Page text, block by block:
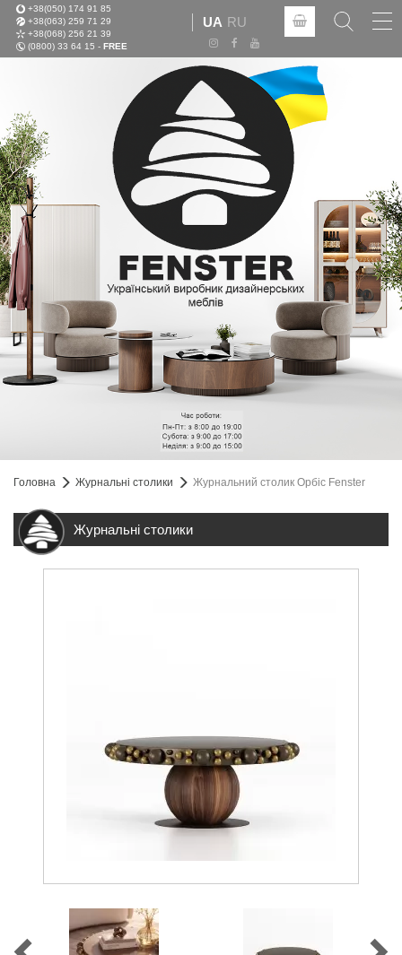
+38(050) 174 91 85
+38(063) 259 71 29
+38(068) 256 21 39
(0800) 33 64 15 - FREE
UA RU
Головна Журнальні столики Журнальний столик Орбіс Fenster
Журнальні столики